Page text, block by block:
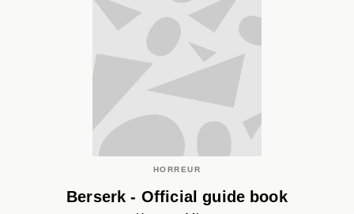
HORREUR
Berserk - Official guide book